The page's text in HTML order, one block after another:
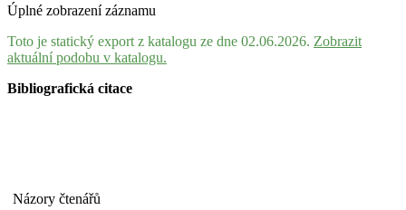
Úplné zobrazení záznamu
Toto je statický export z katalogu ze dne 02.06.2026. Zobrazit
aktuální podobu v katalogu.
Bibliografická citace
Názory čtenářů